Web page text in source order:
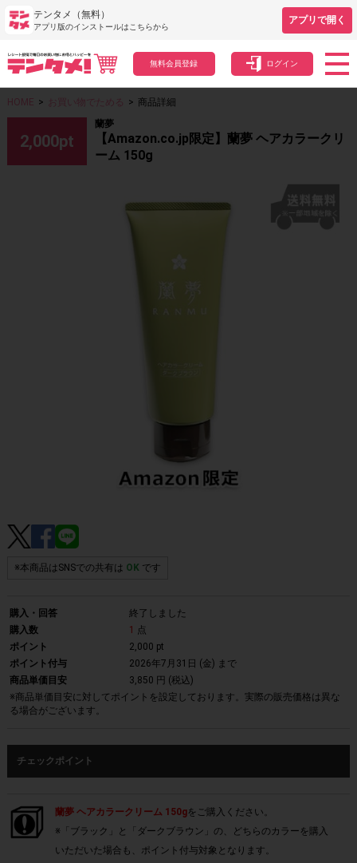
テンタメ（無料）
アプリ版のインストールはこちらから
アプリで開く
無料会員登録 ログイン
HOME > お買い物でためる > 商品詳細
2,000pt
蘭夢
【Amazon.co.jp限定】蘭夢 ヘアカラークリ
ーム 150g
※本商品はSNSでの共有は OKです
購入・回答
終了しました
購入数
1
点
ポイント
2,000 pt
ポイント付与
2026年7月31日 (金) まで
商品単価目安
3,850 円 (税込)
※商品単価目安に対してポイントを設定しております。実際の販売価格は異な
る場合がございます。
チェックポイント
蘭夢 ヘアカラークリーム 150gをご購入ください。
※「ブラック」と「ダークブラウン」の、どちらのカラーを購入
いただいた場合も、ポイント付与対象となります。